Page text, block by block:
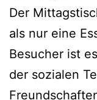
Der
als nur eine
Besucher ist
der sozialen